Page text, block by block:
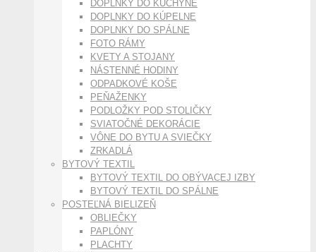
DOPLNKY DO KUCHYNE
DOPLNKY DO KÚPELNE
DOPLNKY DO SPÁLNE
FOTO RÁMY
KVETY A STOJANY
NÁSTENNÉ HODINY
ODPADKOVÉ KOŠE
PEŇAŽENKY
PODLOŽKY POD STOLIČKY
SVIATOČNÉ DEKORÁCIE
VÔNE DO BYTU A SVIEČKY
ZRKADLÁ
BYTOVÝ TEXTIL
BYTOVÝ TEXTIL DO OBÝVACEJ IZBY
BYTOVÝ TEXTIL DO SPÁLNE
POSTEĽNÁ BIELIZEŇ
OBLIEČKY
PAPLÓNY
PLACHTY